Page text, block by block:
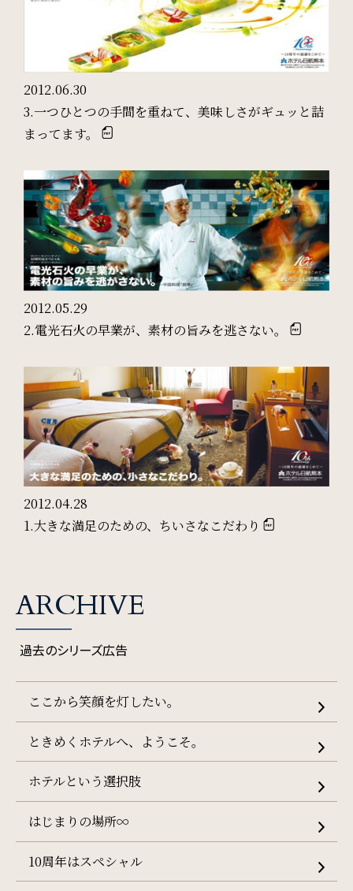
検索
宿泊プラン一覧 ご予約の確認・キャンセル
2012.06.30
3.一つひとつの手間を重ねて、美味しさがギュッと詰
まってます。
2012.05.29
2.電光石火の早業が、素材の旨みを逃さない。
2012.04.28
1.大きな満足のための、ちいさなこだわり
ARCHIVE
過去のシリーズ広告
ここから笑顔を灯したい。
ときめくホテルへ、ようこそ。
ホテルという選択肢
はじまりの場所∞
10周年はスペシャル